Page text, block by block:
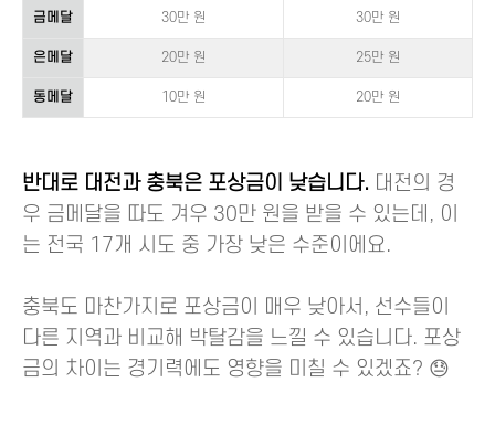
금메달 30만 원 30만 원
은메달 20만 원 25만 원
동메달 10만 원 20만 원
반대로 대전과 충북은 포상금이 낮습니다. 대전의 경
우 금메달을 따도 겨우 30만 원을 받을 수 있는데, 이
는 전국 17개 시도 중 가장 낮은 수준이에요.
충북도 마찬가지로 포상금이 매우 낮아서, 선수들이
다른 지역과 비교해 박탈감을 느낄 수 있습니다. 포상
금의 차이는 경기력에도 영향을 미칠 수 있겠죠? 😓